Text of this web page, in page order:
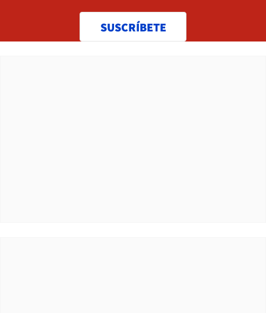
SUSCRÍBETE